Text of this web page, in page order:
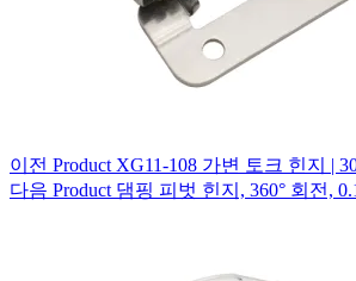
이전 Product XG11-108 가변 토크 힌지 |
다음 Product 댐핑 피벗 힌지, 360° 회전,